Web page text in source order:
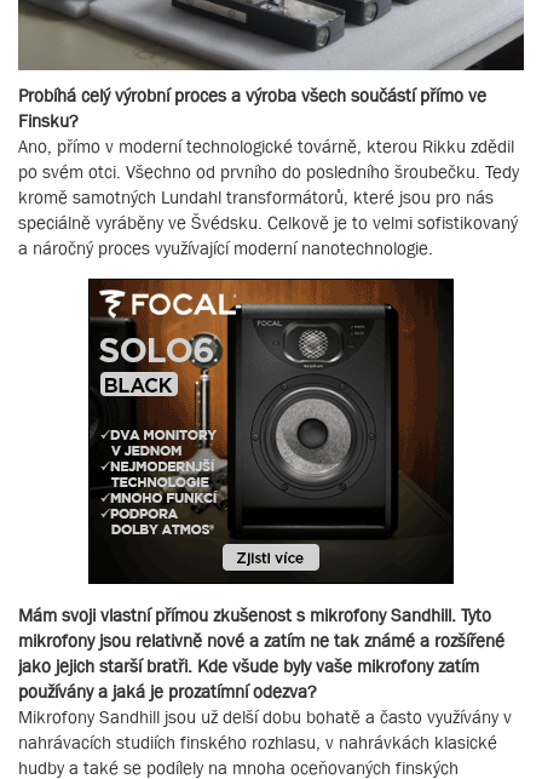
Probíhá celý výrobní proces a výroba všech součástí přímo ve
Finsku?
Ano, přímo v moderní technologické továrně, kterou Rikku zdědil
po svém otci. Všechno od prvního do posledního šroubečku. Tedy
kromě samotných Lundahl transformátorů, které jsou pro nás
speciálně vyráběny ve Švédsku. Celkově je to velmi sofistikovaný
a náročný proces využívající moderní nanotechnologie.
Mám svoji vlastní přímou zkušenost s mikrofony Sandhill. Tyto
mikrofony jsou relativně nové a zatím ne tak známé a rozšířené
jako jejich starší bratři. Kde všude byly vaše mikrofony zatím
používány a jaká je prozatímní odezva?
Mikrofony Sandhill jsou už delší dobu bohatě a často využívány v
nahrávacích studiích finského rozhlasu, v nahrávkách klasické
hudby a také se podílely na mnoha oceňovaných finských